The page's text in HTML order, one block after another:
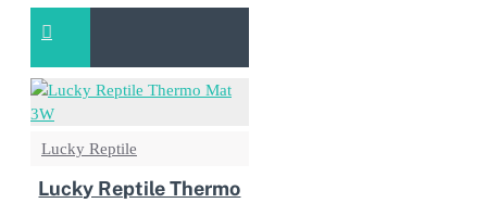
Lucky Reptile
Lucky Reptile Thermo